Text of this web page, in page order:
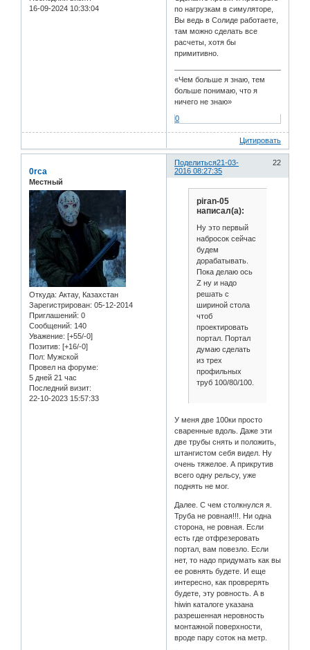
16-09-2024 10:33:04
по нагрузкам в симуляторе,
Вы ведь в Солиде работаете,
там можно сделать все
расчеты, хотя бы
примитивно.
«Чем больше я знаю, тем
больше понимаю, что я
ничего не знаю»
0
Цитировать
Поделиться 22
21-03-
2016 08:27:35
0rca
Местный
Откуда: Актау, Казахстан
Зарегистрирован: 05-12-2014
Приглашений: 0
Сообщений: 140
Уважение: [+55/-0]
Позитив: [+16/-0]
Пол: Мужской
Провел на форуме:
5 дней 21 час
Последний визит:
22-10-2023 15:57:33
piran-05
написал(а):
Ну это первый
набросок сейчас
будем
дорабатывать.
Пока делаю ось
Z ну и надо
решать с
шириной стола
чтоб
проектировать
портал. Портал
думаю сделать
из трех
профильных
труб 100/80/100.
У меня две 100ки просто
сваренные вдоль. Даже эти
две трубы снять и положить,
штангистом себя видел. Ну
очень тяжелое. А прикрутив
всего одну рельсу, уже
поднять не мог.
Далее. С чем столкнулся я.
Труба не ровная!!!. Ни одна
сторона, не ровная. Если
есть где отфрезеровать
портал, вам повезло. Если
нет, то надо придумать как вы
ее ровнять будете. И еще
интересно, как проврерять
будете, эту ровность. А в
hiwin каталоге указана
разрешенная неровность
монтажной поверхности,
вроде пару соток на метр.